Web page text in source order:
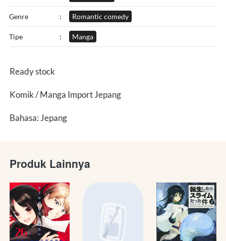
Genre : Romantic comedy
Tipe : Manga
Ready stock
Komik / Manga Import Jepang
Bahasa: Jepang
Produk Lainnya